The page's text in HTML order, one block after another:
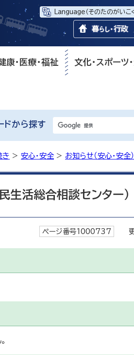
Language （そのたのがいこ
康・医療・福祉 文化・スポーツ
ドから探す
き > 安心・安全> お知らせ（安心・安全）
民生活総合相談センター）
ページ番号1000737 更